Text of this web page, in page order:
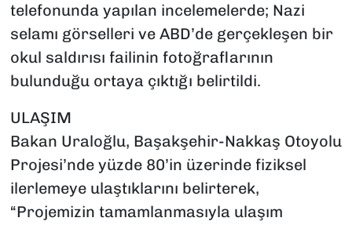
telefonunda yapılan incelemelerde; Nazi
selamı görselleri ve ABD’de gerçekleşen bir
okul saldırısı failinin fotoğraflarının
bulunduğu ortaya çıktığı belirtildi.
ULAŞIM
Bakan Uraloğlu, Başakşehir-Nakkaş Otoyolu
Projesi’nde yüzde 80’in üzerinde fiziksel
ilerlemeye ulaştıklarını belirterek,
“Projemizin tamamlanmasıyla ulaşım